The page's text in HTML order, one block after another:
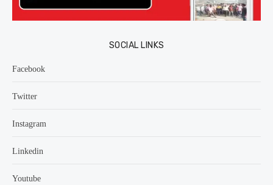
SOCIAL LINKS
Facebook
Twitter
Instagram
Linkedin
Youtube